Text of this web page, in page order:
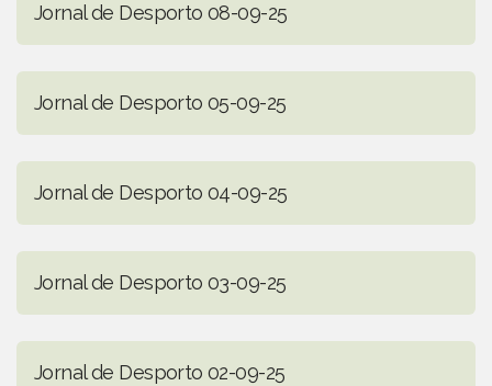
Jornal de Desporto 08-09-25
Jornal de Desporto 05-09-25
Jornal de Desporto 04-09-25
Jornal de Desporto 03-09-25
Jornal de Desporto 02-09-25